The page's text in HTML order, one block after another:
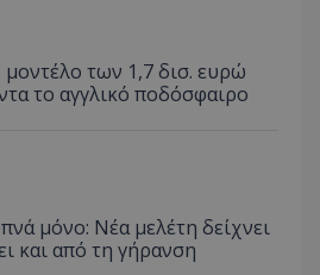
των 1,7 δισ. ευρώ
το αγγλικό ποδόσφαιρο
μόνο: Νέα μελέτη δείχνει
και από τη γήρανση